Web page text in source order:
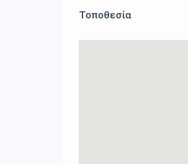
Τοποθεσία